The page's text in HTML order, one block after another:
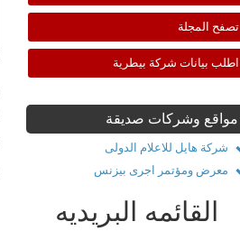
تصفح المجلة
اطلب بيانات شركة بيطرية
مواقع وشركات صديقة
شركة هايل للاعلام الدولى
معرض ومؤتمر اجرى بيزنس
القائمه البريديه